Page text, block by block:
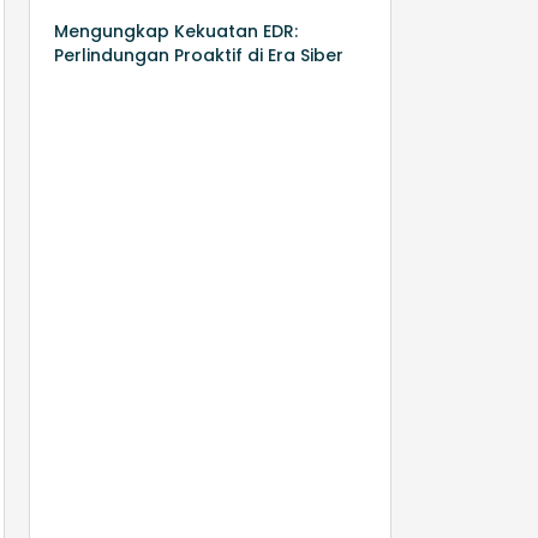
Mengungkap Kekuatan EDR:
Perlindungan Proaktif di Era Siber